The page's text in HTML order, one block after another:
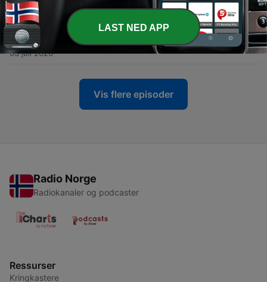
09 juli 2026
217 - Audiens: Norges statsministre 1814-2026 (II) m.
Odd Inge Skjævesland
03 juli 2026
Vis flere episoder
Radio Norge
Radiokanaler og podcaster
Ressurser
Kringkastere
LAST NED APP